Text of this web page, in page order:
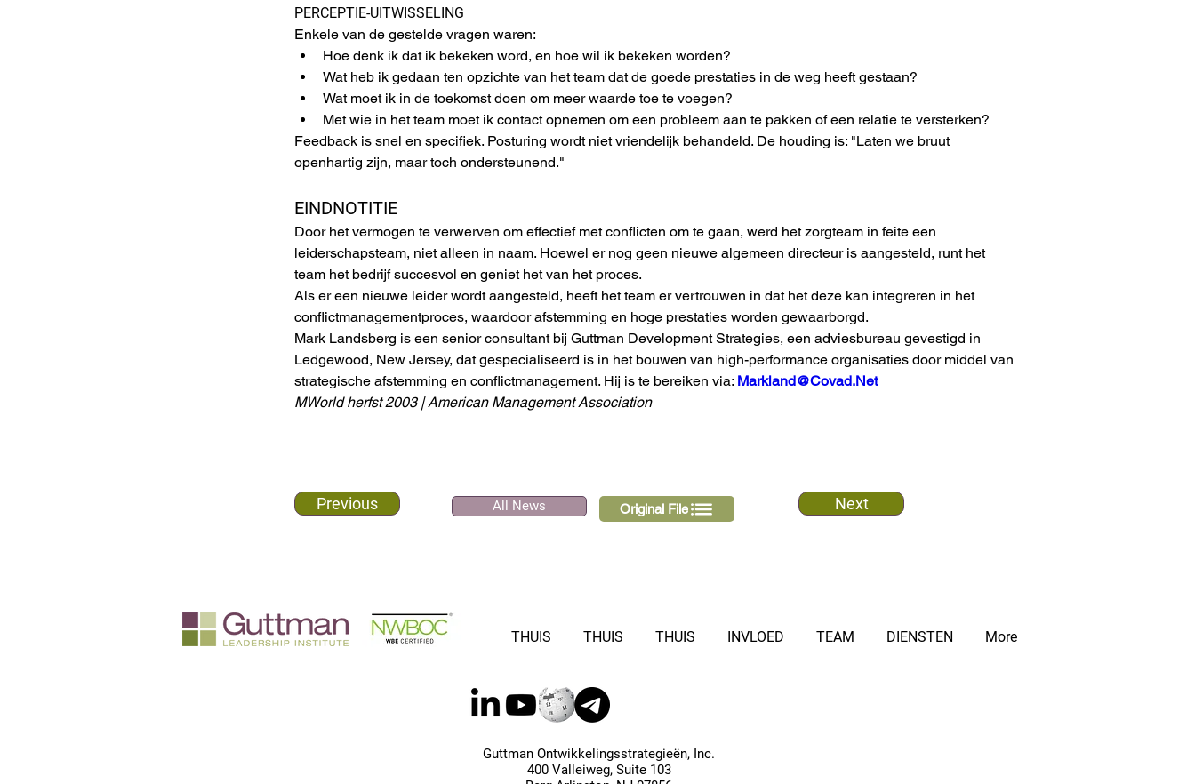
PERCEPTIE-UITWISSELING
Enkele van de gestelde vragen waren:
Hoe denk ik dat ik bekeken word, en hoe wil ik bekeken worden?
Wat heb ik gedaan ten opzichte van het team dat de goede prestaties in de weg heeft gestaan?
Wat moet ik in de toekomst doen om meer waarde toe te voegen?
Met wie in het team moet ik contact opnemen om een probleem aan te pakken of een relatie te versterken?
Feedback is snel en specifiek. Posturing wordt niet vriendelijk behandeld. De houding is: "Laten we bruut
openhartig zijn, maar toch ondersteunend."
EINDNOTITIE
Door het vermogen te verwerven om effectief met conflicten om te gaan, werd het zorgteam in feite een
leiderschapsteam, niet alleen in naam. Hoewel er nog geen nieuwe algemeen directeur is aangesteld, runt het
team het bedrijf succesvol en geniet het van het proces.
Als er een nieuwe leider wordt aangesteld, heeft het team er vertrouwen in dat het deze kan integreren in het
conflictmanagementproces, waardoor afstemming en hoge prestaties worden gewaarborgd.
Mark Landsberg is een senior consultant bij Guttman Development Strategies, een adviesbureau gevestigd in
Ledgewood, New Jersey, dat gespecialiseerd is in het bouwen van high-performance organisaties door middel van
strategische afstemming en conflictmanagement. Hij is te bereiken via: Markland@Covad.Net
MWorld herfst 2003 | American Management Association
Previous All News Original File Next
THUIS THUIS THUIS INVLOED TEAM DIENSTEN More
Guttman Ontwikkelingsstrategieën, Inc.
400 Valleiweg, Suite 103